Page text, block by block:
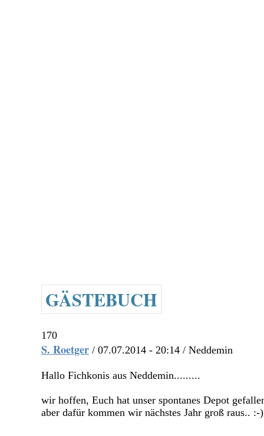
GÄSTEBUCH
170
S. Roetger / 07.07.2014 - 20:14 / Neddemin
Hallo Fichkonis aus Neddemin.........
wir hoffen, Euch hat unser spontanes Depot
aber dafür kommen wir nächstes Jahr groß raus.. :-)